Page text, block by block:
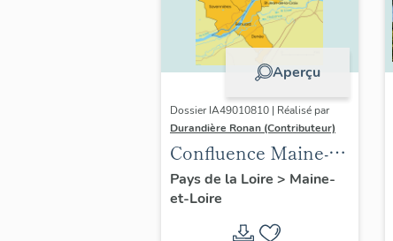
Aperçu
Dossier IA49010810 | Réalisé par
Durandière Ronan (Contributeur)
Confluence Maine-
Loire : présentation
de l'opération
thématique
Pays de la Loire > Maine-
et-Loire